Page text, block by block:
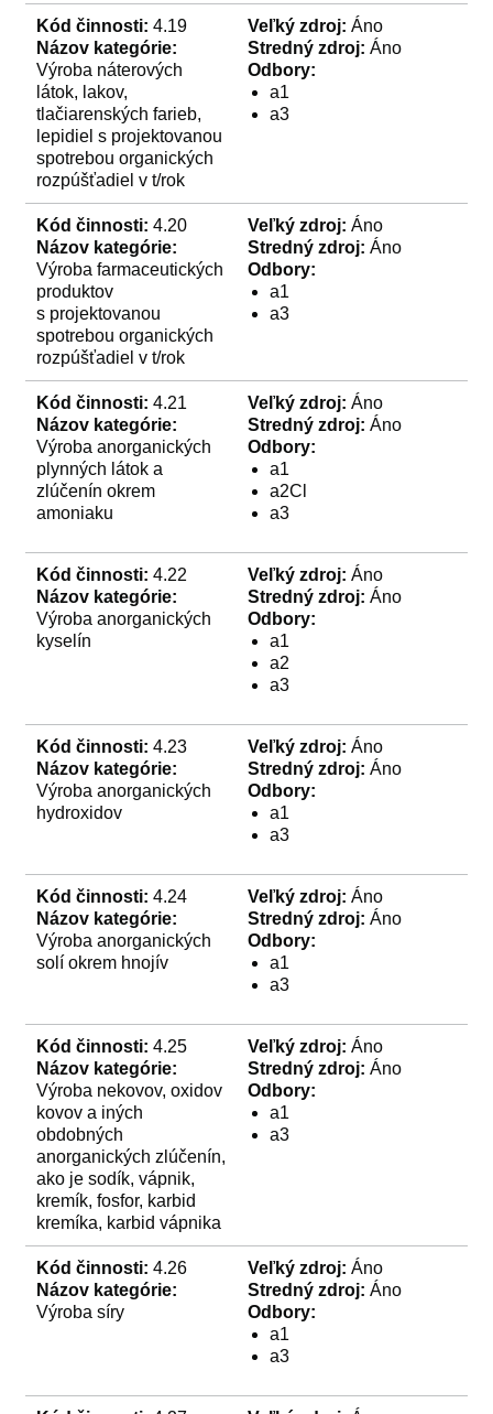
Kód činnosti: 4.19
Názov kategórie:
Výroba náterových
látok, lakov,
tlačiarenských farieb,
lepidiel s projektovanou
spotrebou organických
rozpúšťadiel v t/rok
Veľký zdroj: Áno
Stredný zdroj: Áno
Odbory:
a1
a3
Kód činnosti: 4.20
Názov kategórie:
Výroba farmaceutických
produktov
s projektovanou
spotrebou organických
rozpúšťadiel v t/rok
Veľký zdroj: Áno
Stredný zdroj: Áno
Odbory:
a1
a3
Kód činnosti: 4.21
Názov kategórie:
Výroba anorganických
plynných látok a
zlúčenín okrem
amoniaku
Veľký zdroj: Áno
Stredný zdroj: Áno
Odbory:
a1
a2Cl
a3
Kód činnosti: 4.22
Názov kategórie:
Výroba anorganických
kyselín
Veľký zdroj: Áno
Stredný zdroj: Áno
Odbory:
a1
a2
a3
Kód činnosti: 4.23
Názov kategórie:
Výroba anorganických
hydroxidov
Veľký zdroj: Áno
Stredný zdroj: Áno
Odbory:
a1
a3
Kód činnosti: 4.24
Názov kategórie:
Výroba anorganických
solí okrem hnojív
Veľký zdroj: Áno
Stredný zdroj: Áno
Odbory:
a1
a3
Kód činnosti: 4.25
Názov kategórie:
Výroba nekovov, oxidov
kovov a iných
obdobných
anorganických zlúčenín,
ako je sodík, vápnik,
kremík, fosfor, karbid
kremíka, karbid vápnika
Veľký zdroj: Áno
Stredný zdroj: Áno
Odbory:
a1
a3
Kód činnosti: 4.26
Názov kategórie:
Výroba síry
Veľký zdroj: Áno
Stredný zdroj: Áno
Odbory:
a1
a3